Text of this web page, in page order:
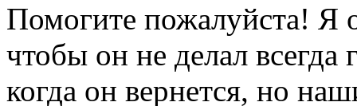
Помогите пожалуйста! Я
чтобы он не делал всегда
когда он вернется, но